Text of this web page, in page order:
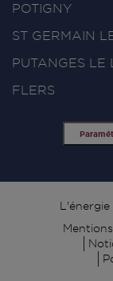
POTIGNY
ST GERMAIN
PUTANGES LE
FLERS
L'énergie